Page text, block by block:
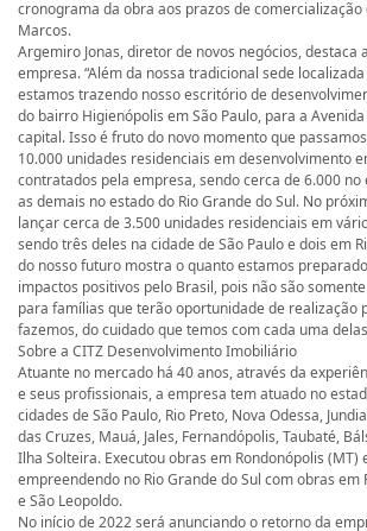
cronograma da obra aos prazos de comercialização
Marcos.
Argemiro Jonas, diretor de novos negócios, destaca
empresa. “Além da nossa tradicional sede
estamos trazendo nosso escritório de
do bairro Higienópolis em São Paulo, para a
capital. Isso é fruto do novo momento que
10.000 unidades residenciais em desenvolvimento
contratados pela empresa, sendo cerca de 6.000 no
as demais no estado do Rio Grande do Sul. No
lançar cerca de 3.500 unidades residenciais em
sendo três deles na cidade de São Paulo e dois em
do nosso futuro mostra o quanto estamos
impactos positivos pelo Brasil, pois não são
para famílias que terão oportunidade de realização
fazemos, do cuidado que temos com cada uma
Sobre a CITZ Desenvolvimento Imobiliário
Atuante no mercado há 40 anos, através da
e seus profissionais, a empresa tem atuado no
cidades de São Paulo, Rio Preto, Nova Odessa,
das Cruzes, Mauá, Jales, Fernandópolis, Taubaté,
Ilha Solteira. Executou obras em Rondonópolis (MT)
empreendendo no Rio Grande do Sul com obras em
e São Leopoldo.
No início de 2022 será anunciando o retorno da